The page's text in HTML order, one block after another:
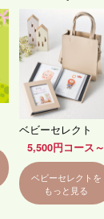
ベビーセレクト
5,500円コース～
ベビーセレクトを
もっと見る